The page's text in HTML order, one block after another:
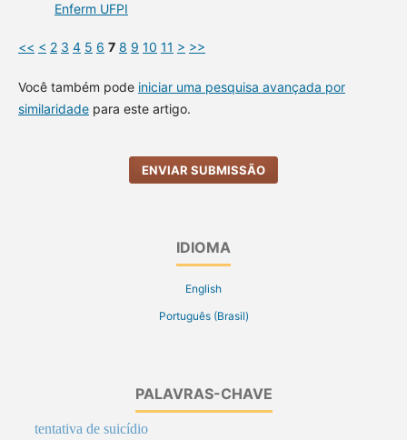
Enferm UFPI
<< < 2 3 4 5 6 7 8 9 10 11 > >>
Você também pode iniciar uma pesquisa avançada por
similaridadepara este artigo.
ENVIAR SUBMISSÃO
IDIOMA
English
Português (Brasil)
PALAVRAS-CHAVE
tentativa de suicídio